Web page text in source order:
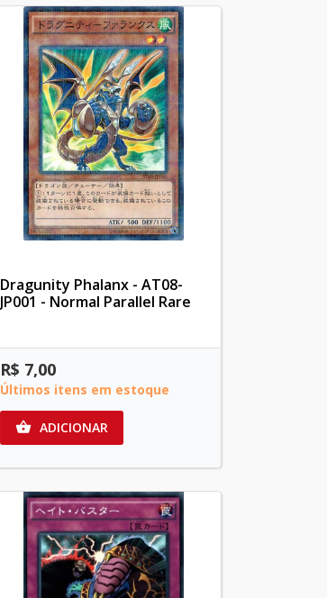
Dragunity Phalanx - AT08-
JP001 - Normal Parallel Rare
R$ 7,00
Últimos itens em estoque
 ADICIONAR